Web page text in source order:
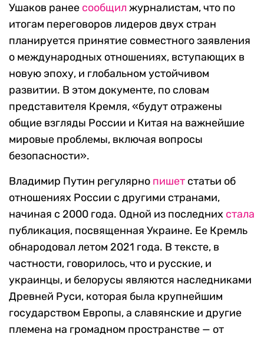
Ушаков ранее сообщил журналистам, что по
итогам переговоров лидеров двух стран
планируется принятие совместного заявления
о международных отношениях, вступающих в
новую эпоху, и глобальном устойчивом
развитии. В этом документе, по словам
представителя Кремля, «будут отражены
общие взгляды России и Китая на важнейшие
мировые проблемы, включая вопросы
безопасности».
Владимир Путин регулярно пишет статьи об
отношениях России с другими странами,
начиная с 2000 года. Одной из последних стала
публикация, посвященная Украине. Ее Кремль
обнародовал летом 2021 года. В тексте, в
частности, говорилось, что и русские, и
украинцы, и белорусы являются наследниками
Древней Руси, которая была круп­нейшим
государством Европы, а славянские и другие
пле­мена на громадном прост­ранстве — от